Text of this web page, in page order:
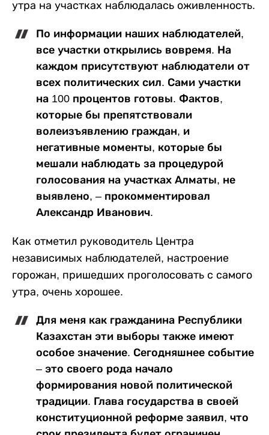
утра на участках наблюдалась оживленность.
По информации наших наблюдателей,
все участки открылись вовремя. На
каждом присутствуют наблюдатели от
всех политических сил. Сами участки
на 100 процентов готовы. Фактов,
которые бы препятствовали
волеизъявлению граждан, и
негативные моменты, которые бы
мешали наблюдать за процедурой
голосования на участках Алматы, не
выявлено, – прокомментировал
Александр Иванович.
Как отметил руководитель Центра
независимых наблюдателей, настроение
горожан, пришедших проголосовать с самого
утра, очень хорошее.
Для меня как гражданина Республики
Казахстан эти выборы также имеют
особое значение. Сегодняшнее событие
– это своего рода начало
формирования новой политической
традиции. Глава государства в своей
конституционной реформе заявил, что